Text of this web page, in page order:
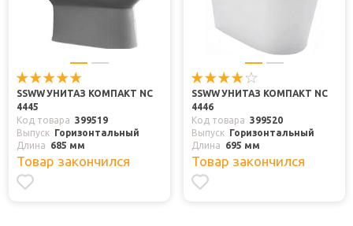
SSWW УНИТАЗ КОМПАКТ NC
4445
Код товара 399519
Выпуск Горизонтальный
Длина
685 мм
Товар закончился
SSWW УНИТАЗ КОМПАКТ NC
4446
Код товара 399520
Выпуск Горизонтальный
Длина
695 мм
Товар закончился